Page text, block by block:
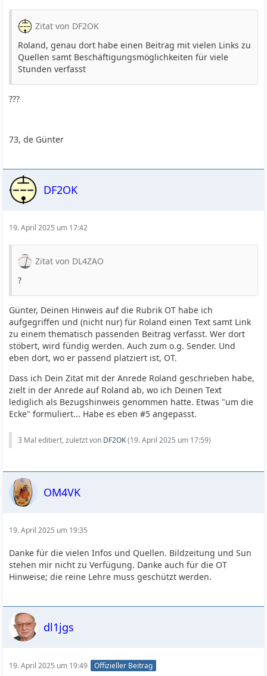
Zitat von DF2OK
Roland, genau dort habe einen Beitrag mit vielen Links zu
Quellen samt Beschäftigungsmöglichkeiten für viele
Stunden verfasst
???
73, de Günter
DF2OK
19. April 2025 um 17:42
Zitat von DL4ZAO
?
Günter, Deinen Hinweis auf die Rubrik OT habe ich
aufgegriffen und (nicht nur) für Roland einen Text samt Link
zu einem thematisch passenden Beitrag verfasst. Wer dort
stöbert, wird fündig werden. Auch zum o.g. Sender. Und
eben dort, wo er passend platziert ist, OT.
Dass ich Dein Zitat mit der Anrede Roland geschrieben habe,
zielt in der Anrede auf Roland ab, wo ich Deinen Text
lediglich als Bezugshinweis genommen hatte. Etwas "um die
Ecke" formuliert... Habe es eben #5 angepasst.
3 Mal editiert, zuletzt von DF2OK(19. April 2025 um 17:59)
OM4VK
19. April 2025 um 19:35
Danke für die vielen Infos und Quellen. Bildzeitung und Sun
stehen mir nicht zu Verfügung. Danke auch für die OT
Hinweise; die reine Lehre muss geschützt werden.
dl1jgs
19. April 2025 um 19:49 Offizieller Beitrag